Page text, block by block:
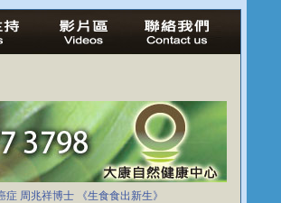
症 周兆祥博士 《生食食出新生》